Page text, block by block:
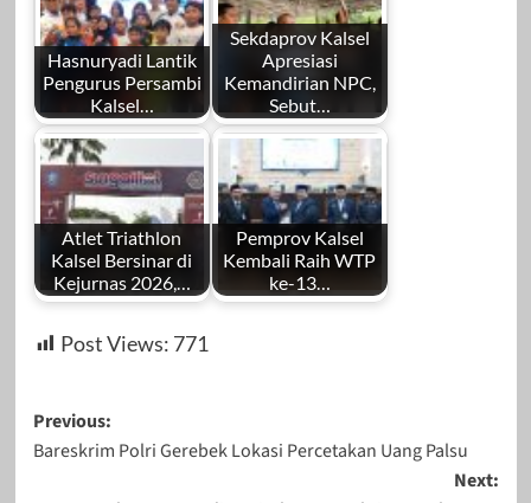
Hasnuryadi Lantik
Pengurus Persambi
Kalsel…
Sekdaprov Kalsel
Apresiasi
Kemandirian NPC,
Sebut…
Atlet Triathlon
Kalsel Bersinar di
Kejurnas 2026,…
Pemprov Kalsel
Kembali Raih WTP
ke-13…
Post Views: 771
Post
navigation
Previous:
Bareskrim Polri Gerebek Lokasi Percetakan Uang Palsu
Next: